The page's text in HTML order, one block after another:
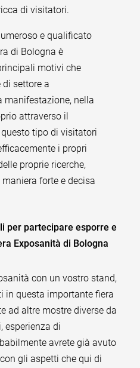
di visitatori.
e qualificato
di Bologna è
motivi che
settore a
manifestazione, nella
attraverso il
tipo di visitatori
i propri
proprie ricerche,
forte e decisa
per partecipare esporre e
Exposanità di Bologna
con un vostro stand,
in questa importante fiera
ad altre mostre diverse da
esperienza di
avrete già avuto
gli aspetti che qui di